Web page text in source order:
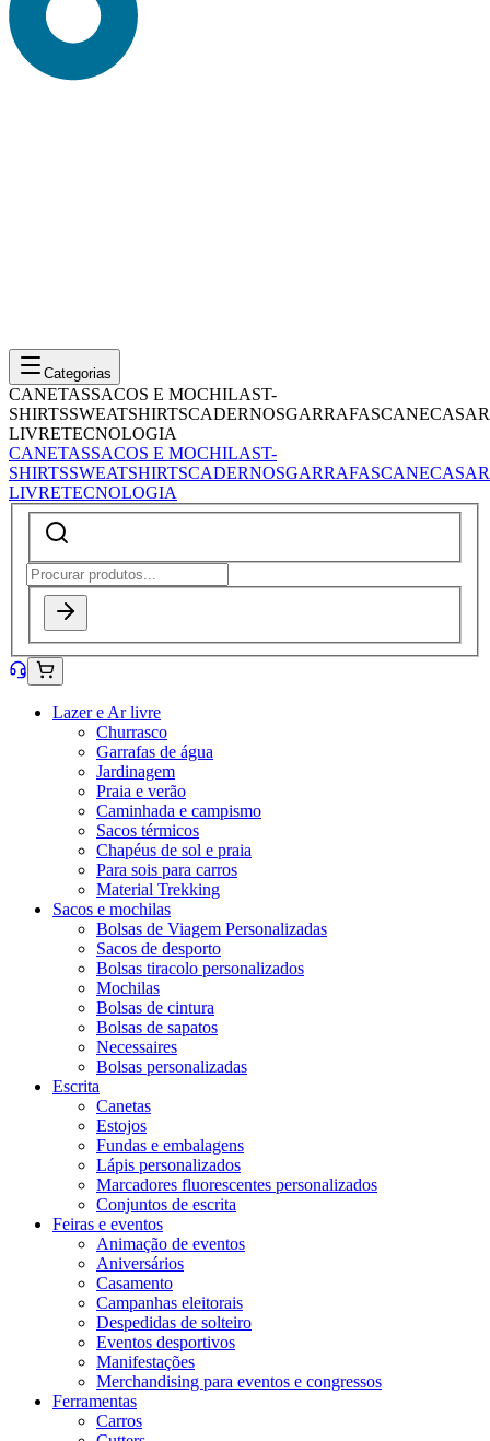
Categorias
CANETASSACOS E MOCHILAST-
SHIRTSSWEATSHIRTSCADERNOSGARRAFASCANECASAR
LIVRETECNOLOGIA
CANETASSACOS E MOCHILAST-
SHIRTSSWEATSHIRTSCADERNOSGARRAFASCANECASAR
LIVRETECNOLOGIA
Lazer e Ar livre
Churrasco
Garrafas de água
Jardinagem
Praia e verão
Caminhada e campismo
Sacos térmicos
Chapéus de sol e praia
Para sois para carros
Material Trekking
Sacos e mochilas
Bolsas de Viagem Personalizadas
Sacos de desporto
Bolsas tiracolo personalizados
Mochilas
Bolsas de cintura
Bolsas de sapatos
Necessaires
Bolsas personalizadas
Escrita
Canetas
Estojos
Fundas e embalagens
Lápis personalizados
Marcadores fluorescentes personalizados
Conjuntos de escrita
Feiras e eventos
Animação de eventos
Aniversários
Casamento
Campanhas eleitorais
Despedidas de solteiro
Eventos desportivos
Manifestações
Merchandising para eventos e congressos
Ferramentas
Carros